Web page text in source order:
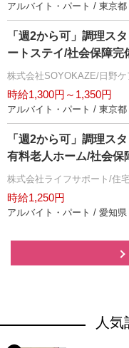
アルバイト・パート / 東京都
「週2から可」調理ス
ートステイ/社会保障完
株式会社SOYOKAZE/日野
時給1,300円～1,350円
アルバイト・パート / 東京都
「週2から可」調理ス
有料老人ホーム/社会保
株式会社ライフサポート/住
時給1,250円
アルバイト・パート / 愛知県
人